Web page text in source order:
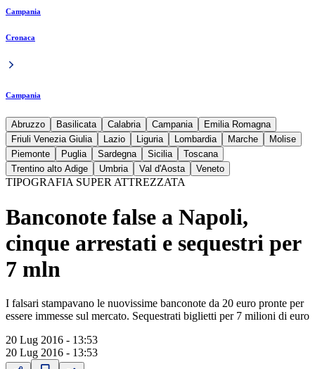
Campania
Cronaca
Campania
Abruzzo Basilicata Calabria Campania
Emilia Romagna
Friuli Venezia Giulia
Lazio Liguria Lombardia Marche
Molise
Piemonte
Puglia Sardegna Sicilia
Toscana
Trentino alto Adige
Umbria Val d'Aosta Veneto
TIPOGRAFIA SUPER ATTREZZATA
Banconote false a Napoli,
cinque arrestati e sequestri per
7 mln
I falsari stampavano le nuovissime banconote da 20 euro pronte per
essere immesse sul mercato. Sequestrati biglietti per 7 milioni di euro
20 Lug 2016 - 13:53
20 Lug 2016 - 13:53